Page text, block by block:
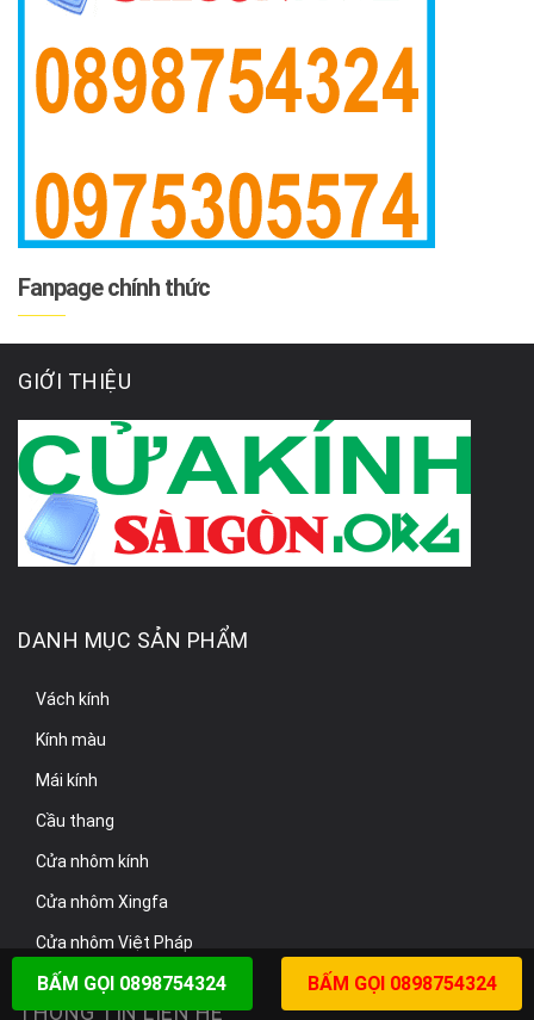
Fanpage chính thức
GIỚI THIỆU
DANH MỤC SẢN PHẨM
Vách kính
Kính màu
Mái kính
Cầu thang
Cửa nhôm kính
Cửa nhôm Xingfa
Cửa nhôm Việt Pháp
THÔNG TIN LIÊN HỆ
BẤM GỌI 0898754324 BẤM GỌI 0898754324